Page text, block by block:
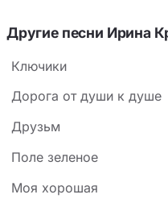
Другие песни Ирина
Ключики
Дорога от души к душе
Друзьм
Поле зеленое
Моя хорошая